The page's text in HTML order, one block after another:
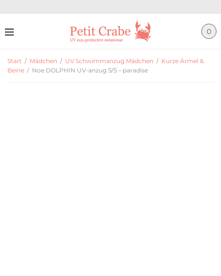
0
Start / Mädchen / UV Schwimmanzug Mädchen / Kurze Ärmel &
Beine / Noe DOLPHIN UV-anzug S/S – paradise